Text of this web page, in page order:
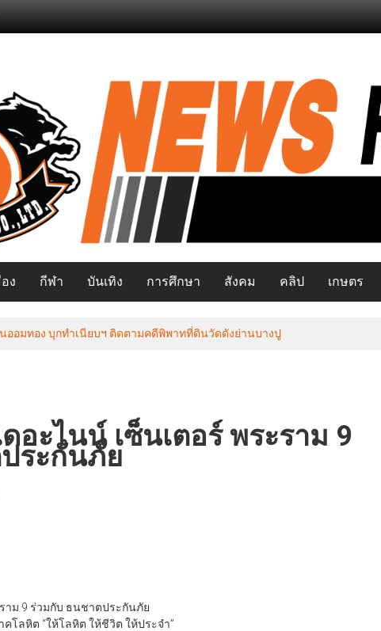
ง กีฬา บันเทิง การศึกษา สังคม คลิป เกษตร
ออมทอง บุกทำเนียบฯ ติดตามคดีพิพาทที่ดินวัดดังย่านบางปู
อะไนน์ เซ็นเตอร์ พระราม 9
ระกันภัย
าม 9 ร่วมกับ ธนชาตประกันภัย
โลหิต “ให้โลหิต ให้ชีวิต ให้ประจำ”